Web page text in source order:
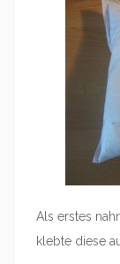
Als erstes
klebte diese